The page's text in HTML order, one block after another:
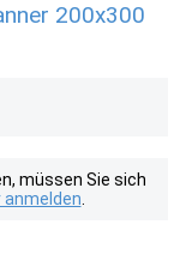
200x300
müssen Sie sich
anmelden